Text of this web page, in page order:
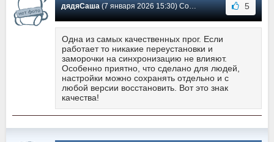
дядяСаша(7 января 2026 15:30) Сообщение #104 5
Одна из самых качественных прог. Если
работает то никакие переустановки и
заморочки на синхронизацию не влияют.
Особенно приятно, что сделано для людей,
настройки можно сохранять отдельно и с
любой версии восстановить. Вот это знак
качества!